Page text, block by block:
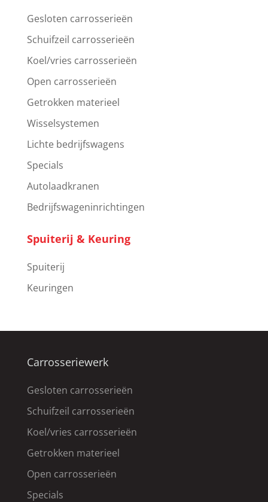
Gesloten carrosserieën
Schuifzeil carrosserieën
Koel/vries carrosserieën
Open carrosserieën
Getrokken materieel
Wisselsystemen
Lichte bedrijfswagens
Specials
Autolaadkranen
Bedrijfswageninrichtingen
Spuiterij & Keuring
Spuiterij
Keuringen
Carrosseriewerk
Gesloten carrosserieën
Schuifzeil carrosserieën
Koel/vries carrosserieën
Getrokken materieel
Open carrosserieën
Specials